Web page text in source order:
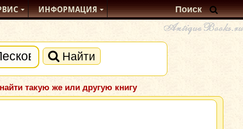
ИНФОРМАЦИЯ
Найти
такую же или другую книгу